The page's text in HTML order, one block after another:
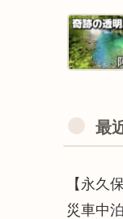
最
【永久
災車中